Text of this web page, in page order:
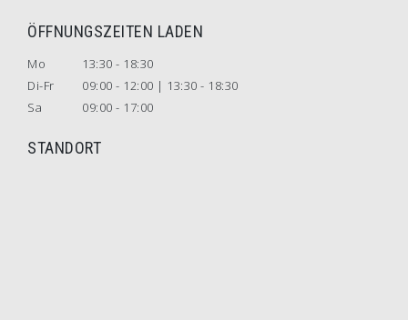
ÖFFNUNGSZEITEN LADEN
Mo
13:30 - 18:30
Di-Fr
09:00 - 12:00 | 13:30 - 18:30
Sa
09:00 - 17:00
STANDORT